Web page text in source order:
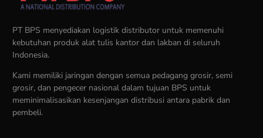
PT BPS menyediakan logistik distributor untuk memenuhi
kebutuhan produk alat tulis kantor dan lakban di seluruh
Indonesia.
Kami memiliki jaringan dengan semua pedagang grosir, semi
grosir, dan pengecer nasional dalam tujuan BPS untuk
meminimalisasikan kesenjangan distribusi antara pabrik dan
pembeli.